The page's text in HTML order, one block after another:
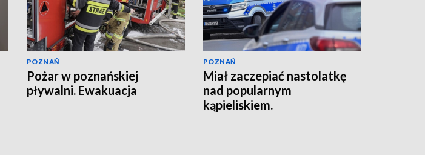
POZNAŃ
Pożar w poznańskiej
pływalni. Ewakuacja
POZNAŃ
Miał zaczepiać nastolatkę
nad popularnym
kąpieliskiem.